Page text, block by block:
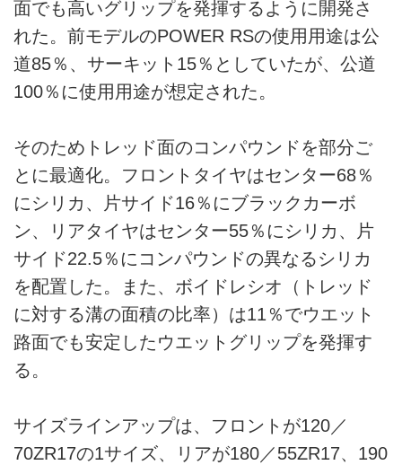
面でも高いグリップを発揮するように開発さ
れた。前モデルのPOWER RSの使用用途は公
道85％、サーキット15％としていたが、公道
100％に使用用途が想定された。
そのためトレッド面のコンパウンドを部分ご
とに最適化。フロントタイヤはセンター68％
にシリカ、片サイド16％にブラックカーボ
ン、リアタイヤはセンター55％にシリカ、片
サイド22.5％にコンパウンドの異なるシリカ
を配置した。また、ボイドレシオ（トレッド
に対する溝の面積の比率）は11％でウエット
路面でも安定したウエットグリップを発揮す
る。
サイズラインアップは、フロントが120／
70ZR17の1サイズ、リアが180／55ZR17、190